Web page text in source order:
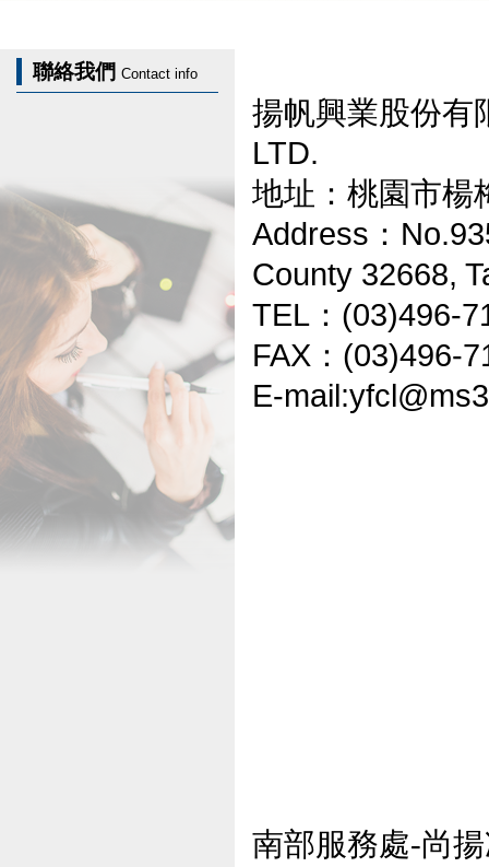
聯絡我們 Contact info
揚帆興業股份有
LTD.
地址：桃園市楊
Address ：
County 32668,
TEL ： (03)496-
FAX ： (03)496-
E-
南部服務處-尚